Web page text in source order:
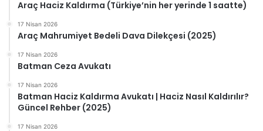
Araç Haciz Kaldırma (Türkiye’nin her yerinde 1 saatte)
17 Nisan 2026
Araç Mahrumiyet Bedeli Dava Dilekçesi (2025)
17 Nisan 2026
Batman Ceza Avukatı
17 Nisan 2026
Batman Haciz Kaldırma Avukatı | Haciz Nasıl Kaldırılır?
Güncel Rehber (2025)
17 Nisan 2026